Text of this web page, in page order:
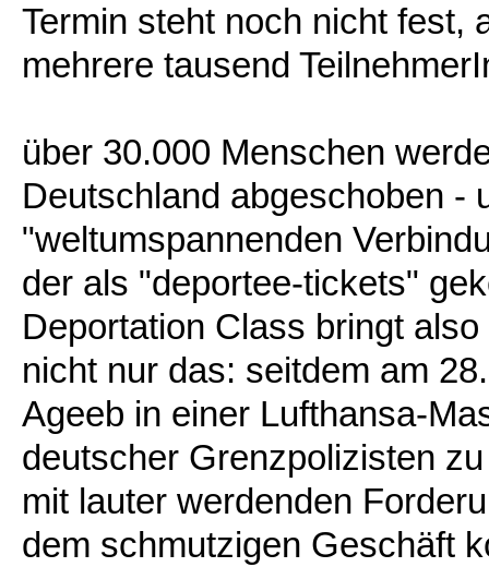
Termin steht noch nicht fest,
mehrere tausend
über 30.000 Menschen
Deutschland abgeschoben -
"weltumspannenden
der als "deportee-tickets"
Deportation Class bringt
nicht nur das: seitdem am
Ageeb in einer Lufthansa-
deutscher Grenzpolizisten
mit lauter werdenden
dem schmutzigen Geschäft